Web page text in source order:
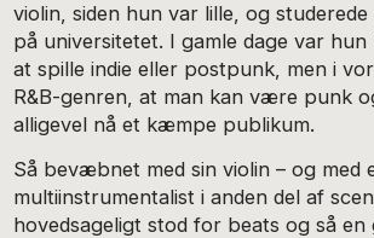
violin, siden hun var lille, og
på universitetet. I gamle dage var hun
at spille indie eller postpunk, men i
R&B-genren, at man kan være punk
alligevel nå et kæmpe publikum.
Så bevæbnet med sin violin – og med
multiinstrumentalist i anden del af
hovedsageligt stod for beats og så en